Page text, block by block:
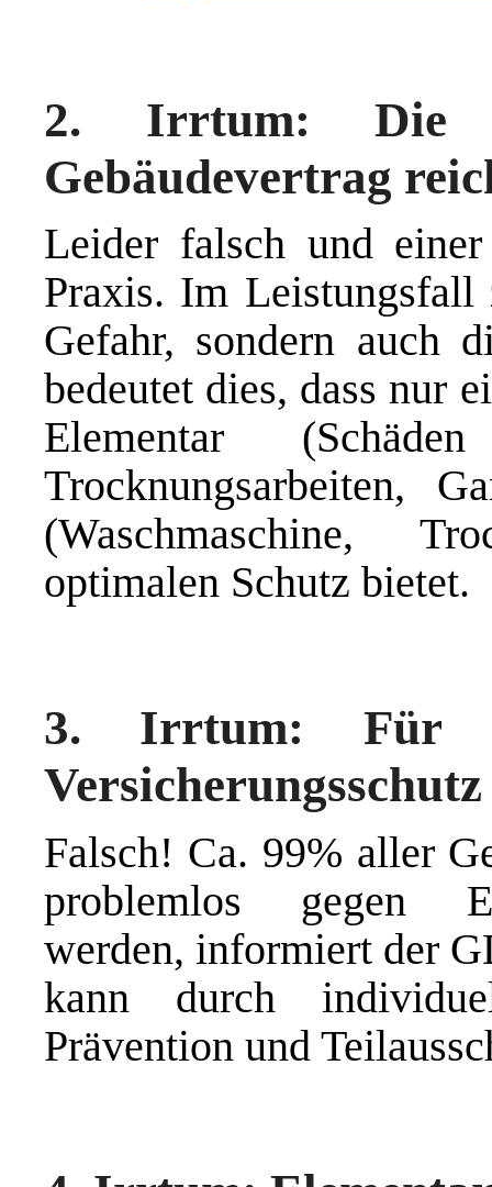
2. Irrtum: Die
Gebäudevertrag
Leider falsch und
Praxis. Im
Gefahr, sondern auch
bedeutet dies, dass nur
Elementar
Trocknungsarbeiten,
(Waschmaschine,
optimalen Schutz bietet.
3. Irrtum: Für
Falsch! Ca. 99% aller
problemlos gegen
werden, informiert der
kann durch
Prävention und